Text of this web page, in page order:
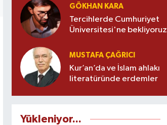
GÖKHAN KARA
Tercihlerde Cumhuriyet
Üniversitesi'ne bekliyoruz
MUSTAFA ÇAĞRICI
Kur’an’da ve İslam ahlakı
literatüründe erdemler
Yükleniyor...